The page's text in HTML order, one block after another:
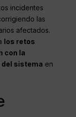
incidentes
las
afectados.
los retos
con la
del sistema en